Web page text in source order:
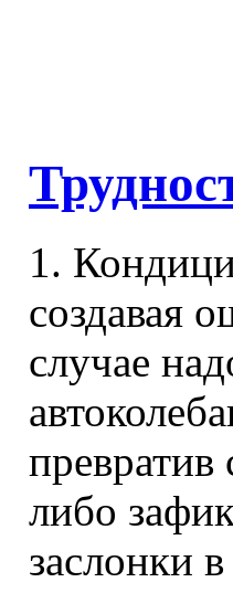
1.
создавая
случае
превратив
либо
заслонки